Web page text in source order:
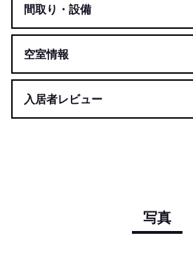
間取り・設備
空室情報
入居者レビュー
写真